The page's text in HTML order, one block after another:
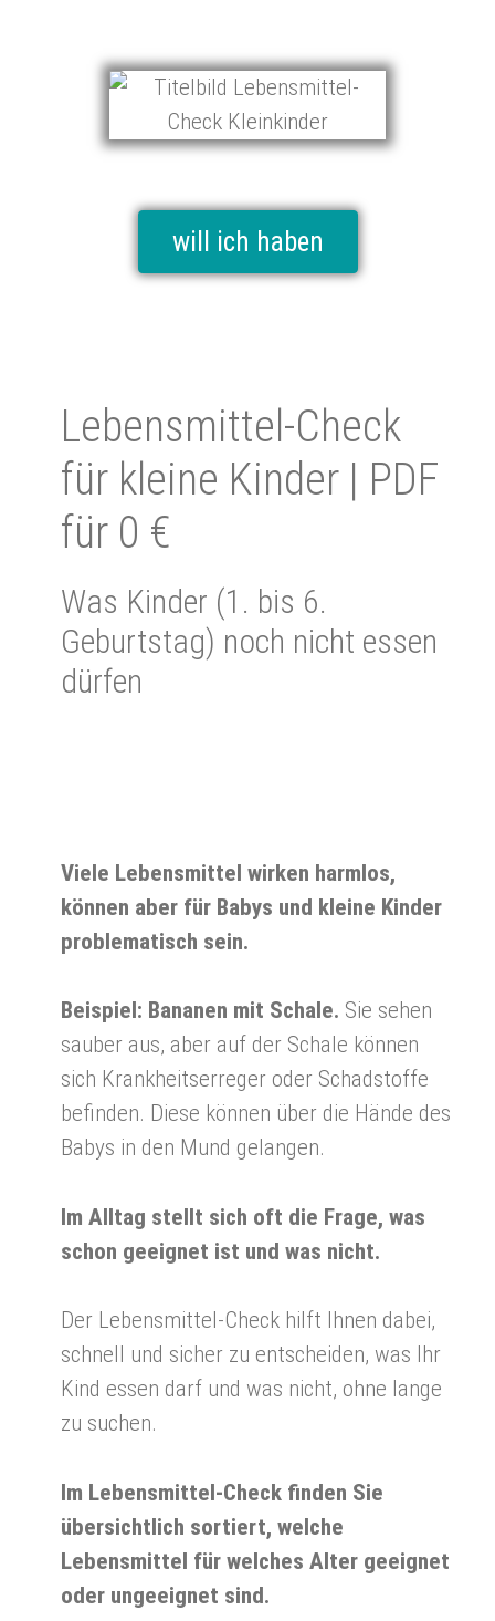
will ich haben
Le­bens­mit­tel-Check
für kleine Kin­der | PDF
für 0 €
Was Kinder (1. bis 6.
Geburtstag) noch nicht essen
dürfen
Viele Lebensmittel wirken harmlos,
können aber für Babys und kleine Kinder
problematisch sein.
Beispiel: Bananen mit Schale. Sie sehen
sauber aus, aber auf der Schale können
sich Krankheitserreger oder Schadstoffe
befinden. Diese können über die Hände des
Babys in den Mund gelangen.
Im Alltag stellt sich oft die Frage, was
schon geeignet ist und was nicht.
Der Lebensmittel-Check hilft Ihnen dabei,
schnell und sicher zu entscheiden, was Ihr
Kind essen darf und was nicht, ohne lange
zu suchen.
Im Lebensmittel-Check finden Sie
übersichtlich sortiert, welche
Lebensmittel für welches Alter geeignet
oder ungeeignet sind.